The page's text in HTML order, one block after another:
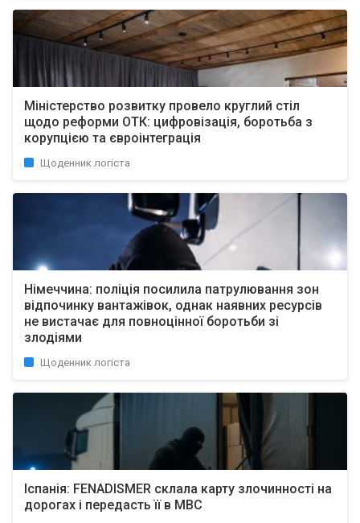
Міністерство розвитку провело круглий стіл
щодо реформи ОТК: цифровізація, боротьба з
корупцією та євроінтеграція
Щоденник логіста
Німеччина: поліція посилила патрулювання зон
відпочинку вантажівок, однак наявних ресурсів
не вистачає для повноцінної боротьби зі
злодіями
Щоденник логіста
Іспанія: FENADISMER склала карту злочинності на
дорогах і передасть її в МВС